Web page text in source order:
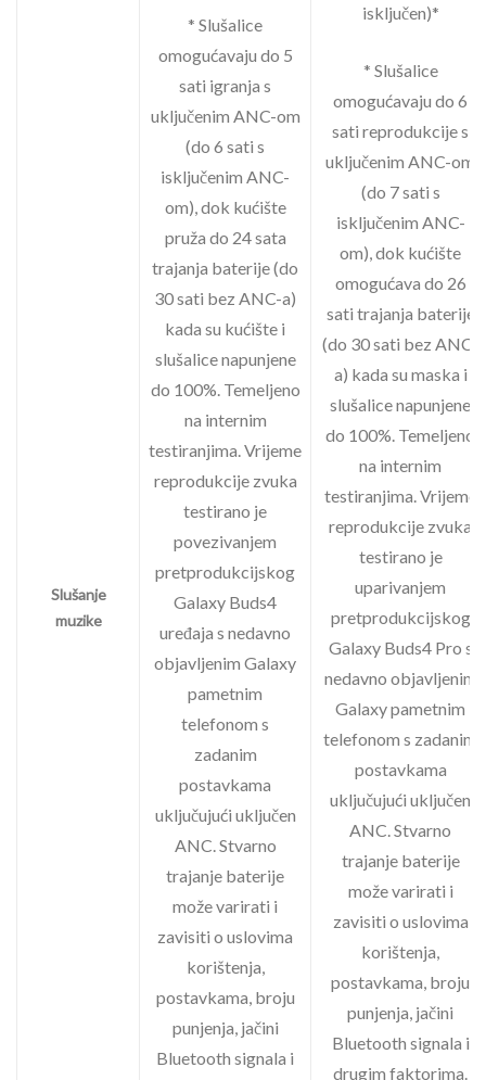
Slušanje
muzike
* Slušalice
omogućavaju do 5
sati igranja s
uključenim ANC-om
(do 6 sati s
isključenim ANC-
om), dok kućište
pruža do 24 sata
trajanja baterije (do
30 sati bez ANC-a)
kada su kućište i
slušalice napunjene
do 100%. Temeljeno
na internim
testiranjima. Vrijeme
reprodukcije zvuka
testirano je
povezivanjem
pretprodukcijskog
Galaxy Buds4
uređaja s nedavno
objavljenim Galaxy
pametnim
telefonom s
zadanim
postavkama
uključujući uključen
ANC. Stvarno
trajanje baterije
može varirati i
zavisiti o uslovima
korištenja,
postavkama, broju
punjenja, jačini
Bluetooth signala i
isključen)*
* Slušalice
omogućavaju do 6
sati reprodukcije s
uključenim ANC-om
(do 7 sati s
isključenim ANC-
om), dok kućište
omogućava do 26
sati trajanja baterije
(do 30 sati bez ANC-
a) kada su maska i
slušalice napunjene
do 100%. Temeljeno
na internim
testiranjima. Vrijeme
reprodukcije zvuka
testirano je
uparivanjem
pretprodukcijskog
Galaxy Buds4 Pro s
nedavno objavljenim
Galaxy pametnim
telefonom s zadanim
postavkama
uključujući uključen
ANC. Stvarno
trajanje baterije
može varirati i
zavisiti o uslovima
korištenja,
postavkama, broju
punjenja, jačini
Bluetooth signala i
drugim faktorima.